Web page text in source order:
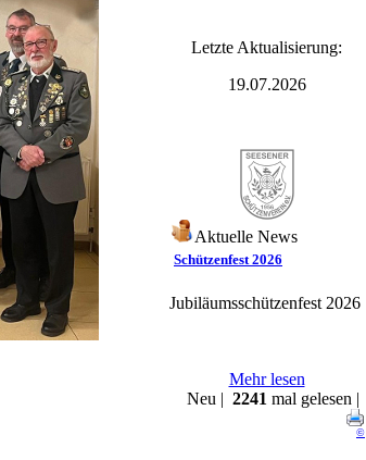
Letzte Aktualisierung:
19.07.2026
Aktuelle News
Schützenfest 2026
Jubiläumsschützenfest 2026
Mehr lesen
Neu | 2241 mal gelesen |
©